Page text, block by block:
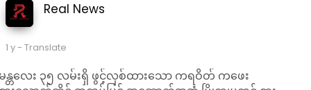
ြစ်ပြီး မန္တလေးမြို့သူမြို့သားများ ဝင်ထွက်သွားလာစားသောက်နေ
ြသည့် နာမည်ကျော် ကဖေးနှင့်စားသောက်ဆိုင်ဖြစ်ကြောင်း သိရှိရ
ည်။
ာတ်ပုံ- ကရဝိတ်ကဖေးစားသောက်ဆိုင် မပြိုကျမီ ညပိုင်းမြင်ကွင်း
င့် ပြိုကျအပြီး မြင်ကွင်း။
Real News
1 y- Translate
န္တလေး ၃၅ လမ်းရှိ ဖွင့်လှစ်ထားသော ကရဝိတ် ကဖေး